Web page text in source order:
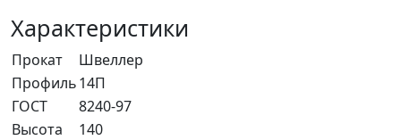
Характеристики
Прокат
Швеллер
Профиль14П
ГОСТ
8240-97
Высота
140